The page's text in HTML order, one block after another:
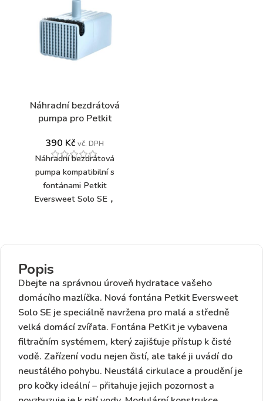
Náhradní bezdrátová
pumpa pro Petkit
390 Kč vč. DPH
Náhradní bezdrátová
pumpa kompatibilní s
fontánami Petkit
Eversweet Solo SE，
Popis
Dbejte na správnou úroveň hydratace vašeho
domácího mazlíčka. Nová fontána Petkit Eversweet
Solo SE je speciálně navržena pro malá a středně
velká domácí zvířata. Fontána PetKit je vybavena
filtračním systémem, který zajišťuje přístup k čisté
vodě. Zařízení vodu nejen čistí, ale také ji uvádí do
neustálého pohybu. Neustálá cirkulace a proudění je
pro kočky ideální – přitahuje jejich pozornost a